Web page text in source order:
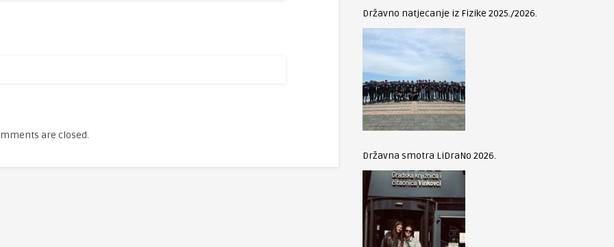
are closed.
Državno natjecanje iz Fizike 2025./2026.
Državna smotra LiDraNo 2026.